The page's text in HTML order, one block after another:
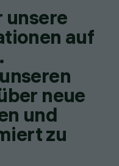
unsere
auf
neue
und
zu